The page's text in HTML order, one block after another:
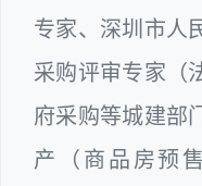
专家、深圳市人
采购评审专家（
府采购等城建部
产（商品房预